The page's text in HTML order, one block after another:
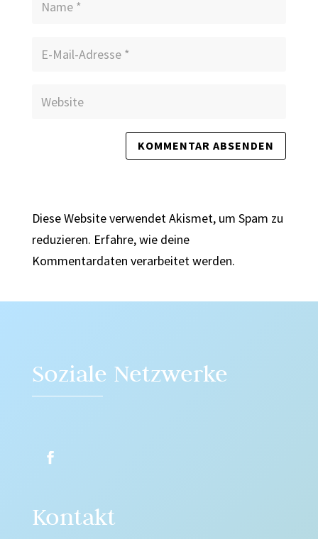
Diese Website verwendet Akismet, um Spam zu
reduzieren. Erfahre, wie deine
Kommentardaten verarbeitet werden.
Soziale Netzwerke
Kontakt